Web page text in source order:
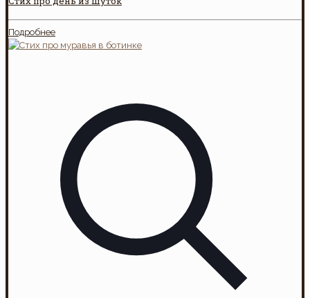
Подробнее